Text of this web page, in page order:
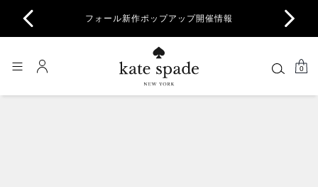
フォール新作ポップアップ開催情報
0